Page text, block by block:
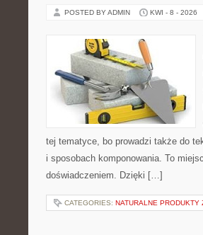
POSTED BY ADMIN KWI - 8 - 2026
tej tematyce, bo prowadzi także do
i sposobach komponowania. To
doświadczeniem. Dzięki […]
CATEGORIES: NATURALNE PRODUKTY